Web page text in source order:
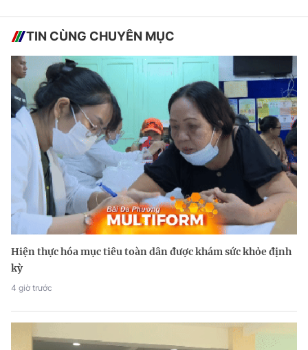
TIN CÙNG CHUYÊN MỤC
Hiện thực hóa mục tiêu toàn dân được khám sức khỏe định
kỳ
4 giờ trước